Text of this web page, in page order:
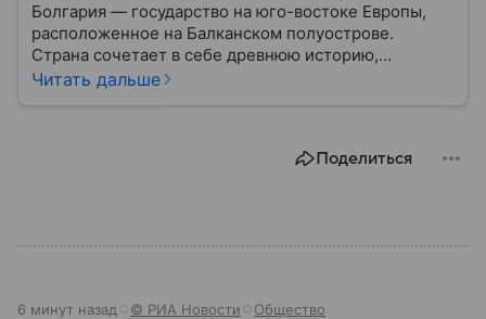
Болгария — государство на юго-востоке Европы,
расположенное на Балканском полуострове.
Страна сочетает в себе древнюю историю,
разнообразную культуру и важное географическое
Читать дальше
Поделиться
6 минут назад © РИА Новости Общество